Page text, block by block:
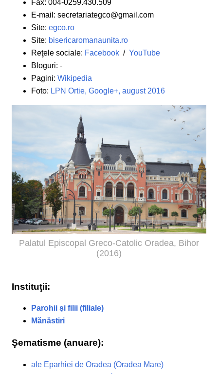
Fax: 004-0259.430.509
E-mail: secretariategco@gmail.com
Site: egco.ro
Site: bisericaromanaunita.ro
Reţele sociale: Facebook / YouTube
Bloguri: -
Pagini: Wikipedia
Foto: LPN Ortie, Google+, august 2016
Palatul Episcopal Greco-Catolic Oradea, Bihor
(2016)
Instituţii:
Parohii şi filii (filiale)
Mănăstiri
Şematisme (anuare):
ale Eparhiei de Oradea (Oradea Mare)